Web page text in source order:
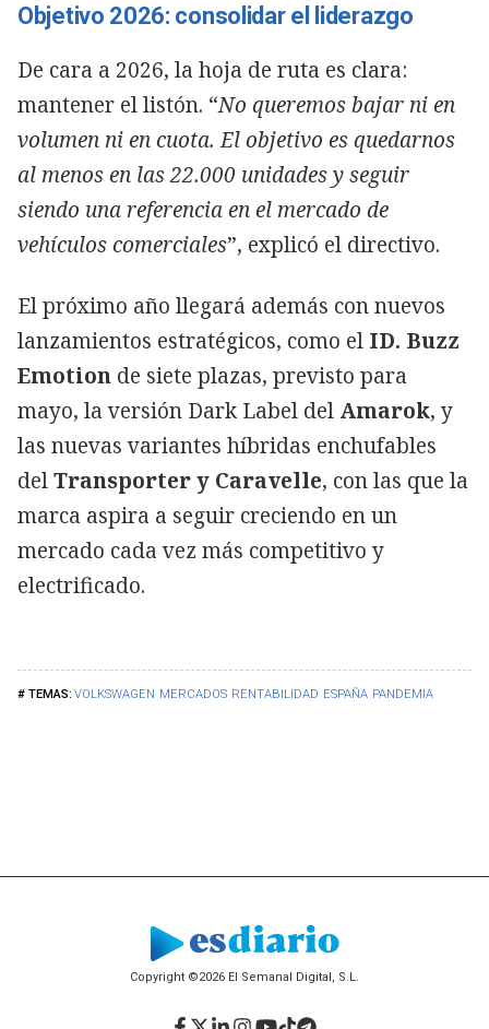
VOLKSWAGEN MERCADOS RENTABILIDAD ESPAÑA PANDEMIA
Objetivo 2026: consolidar el liderazgo
De cara a 2026, la hoja de ruta es clara:
mantener el listón. “No queremos bajar ni en
volumen ni en cuota. El objetivo es quedarnos
al menos en las 22.000 unidades y seguir
siendo una referencia en el mercado de
vehículos comerciales”, explicó el directivo.
El próximo año llegará además con nuevos
lanzamientos estratégicos, como el ID. Buzz
Emotion de siete plazas, previsto para
mayo, la versión Dark Label del Amarok, y
las nuevas variantes híbridas enchufables
delTransporter y Caravelle, con las que la
marca aspira a seguir creciendo en un
mercado cada vez más competitivo y
electrificado.
Copyright ©2026 El Semanal Digital, S.L.